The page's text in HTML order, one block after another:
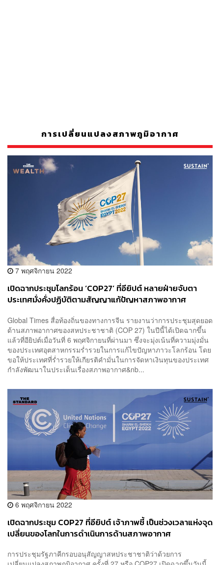
การเปลี่ยนแปลงสภาพภูมิอากาศ
7 พฤศจิกายน 2022
เปิดฉากประชุมโลกร้อน ‘COP27’ ที่อียิปต์ หลายฝ่ายจับตา
ประเทศมั่งคั่งปฏิบัติตามสัญญาแก้ปัญหาสภาพอากาศ
Global Times สื่อท้องถิ่นของทางการจีน รายงานว่าการประชุมสุดยอด
ด้านสภาพอากาศของสหประชาชาติ (COP 27) ในปีนี้ได้เปิดฉากขึ้น
แล้วที่อียิปต์เมื่อวันที่ 6 พฤศจิกายนที่ผ่านมา ซึ่งจะมุ่งเน้นที่ความมุ่งมั่น
ของประเทศอุตสาหกรรมร่ำรวยในการแก้ไขปัญหาภาวะโลกร้อน โดย
ขอให้ประเทศที่ร่ำรวยให้เกียรติคำมั่นในการจัดหาเงินทุนของประเทศ
กำลังพัฒนาในประเด็นเรื่องสภาพอากาศ&nb...
6 พฤศจิกายน 2022
เปิดฉากประชุม COP27 ที่อียิปต์ เจ้าภาพชี้ เป็นช่วงเวลาแห่งจุด
เปลี่ยนของโลกในการดำเนินการด้านสภาพอากาศ
การประชุมรัฐภาคีกรอบอนุสัญญาสหประชาชาติว่าด้วยการ